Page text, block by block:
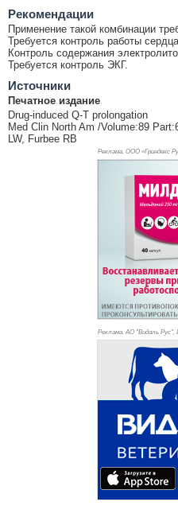
Рекомендации
Применение такой комбинации
Требуется контроль работы сердца.
Контроль содержания
Требуется контроль ЭКГ.
Источники
Печатное издание
Drug-induced Q-T prolongation
Med Clin North Am /Volume:89
LW, Furbee RB
Реклама. ООО «Гриндекс
Реклама. АО "Видаль Рус",